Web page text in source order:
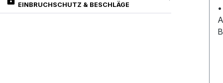
EINBRUCHSCHUTZ & BESCHLÄGE